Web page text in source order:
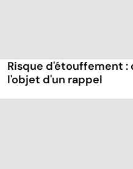
Risque d'étouffement :
l'objet d'un rappel